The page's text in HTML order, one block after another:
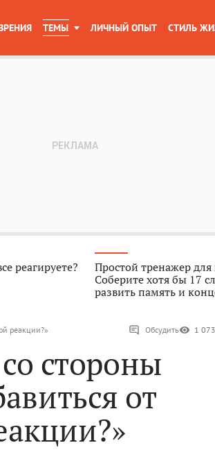
ТЕМЫ ЛИЧНЫЙ ОПЫТ СТИЛЬ
реагируете?
Простой тренажер для
Соберите хотя бы 17
развить память и
реакции?» Обсудить 1 073
стороны
от